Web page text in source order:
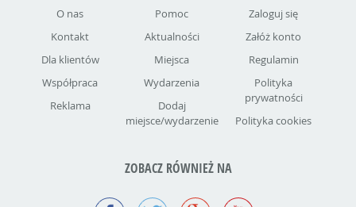
O nas
Kontakt
Dla klientów
Współpraca
Reklama
Pomoc
Aktualności
Miejsca
Wydarzenia
Dodaj
miejsce/wydarzenie
Zaloguj się
Załóż konto
Regulamin
Polityka
prywatności
Polityka cookies
ZOBACZ RÓWNIEŻ NA